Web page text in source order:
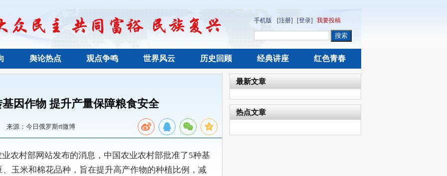
手机版 [注册] [登录] 我要投稿
舆论热点 观点争鸣 世界风云 历史回顾 经典讲座 红色青春
因作物 提升产量保障粮食安全
来源：今日俄罗斯rt微博
村部网站发布的消息，中国农业农村部批准了5种基
玉米和棉花品种，旨在提升高产作物的种植比例，减
最新文章
热点文章